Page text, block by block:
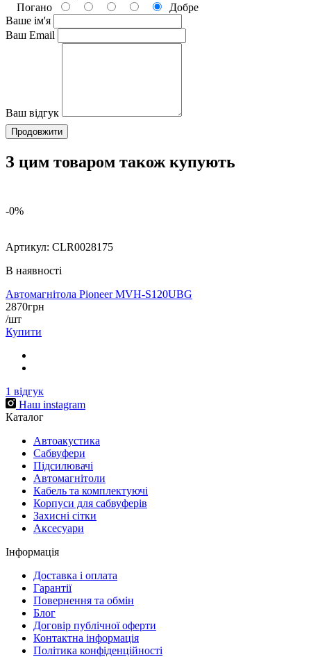
Погано
Добре
Ваше ім'я
Ваш Email
Ваш відгук
Продовжити
З цим товаром також купують
-0%
Артикул: CLR0028175
В наявності
Автомагнітола Pioneer MVH-S120UBG
2870грн
/шт
Купити
1 відгук
Наш instagram
Каталог
Автоакустика
Cабвуфери
Підсилювачі
Автомагнітоли
Кабель та комплектуючі
Корпуси для сабвуферів
Захисні сітки
Аксесуари
Інформація
Доставка і оплата
Гарантії
Повернення та обмін
Блог
Договір публічної оферти
Контактна інформація
Політика конфіденційності